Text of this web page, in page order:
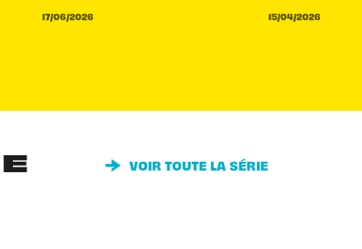
17/06/2026 15/04/2026
VOIR TOUTE LA SÉRIE